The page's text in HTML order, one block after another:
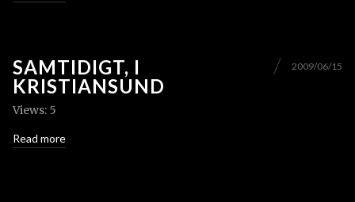
SAMTIDIGT, I
KRISTIANSUND
2009/06/15
Views: 5
Read more